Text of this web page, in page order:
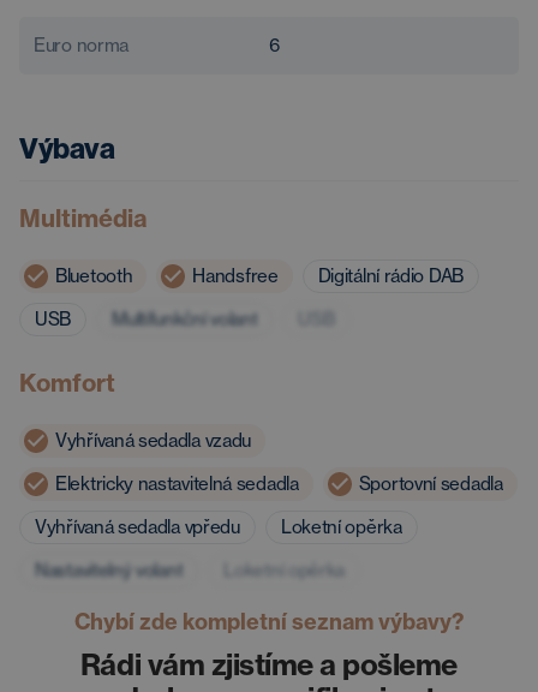
Euro norma 6
Výbava
Multimédia
Bluetooth Handsfree
Digitální rádio DAB
USB
Multifunkční volant
Komfort
Vyhřívaná sedadla vzadu
Elektricky nastavitelná sedadla
Sportovní sedadla
Vyhřívaná sedadla vpředu
Loketní opěrka
Nastavitelný volant
Loketní opěrka
Chybí zde kompletní seznam výbavy?
Rádi vám zjistíme a pošleme